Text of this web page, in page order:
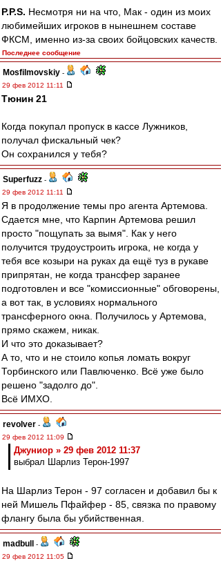
P.P.S. Несмотря ни на что, Мак - один из моих
любимейших игроков в нынешнем составе
ФКСМ, именно из-за своих бойцовских качеств.
Последнее сообщение
Mosfilmovskiy -
29 фев 2012 11:11
Тюнин 21
Когда покупал пропуск в кассе Лужников,
получал фискальный чек?
Он сохранился у тебя?
Superfuzz -
29 фев 2012 11:11
Я в продолжение темы про агента Артемова.
Сдается мне, что Карпин Артемова решил
просто "пощупать за вымя". Как у него
получится трудоустроить игрока, не когда у
тебя все козыри на руках да ещё туз в рукаве
припрятан, не когда трансфер заранее
подготовлен и все "комиссионные" обговорены,
а вот так, в условиях нормального
трансферного окна. Получилось у Артемова,
прямо скажем, никак.
И что это доказывает?
А то, что и не стоило копья ломать вокруг
Торбинского или Павлюченко. Всё уже было
решено "задолго до".
Всё ИМХО.
revolver -
29 фев 2012 11:09
Джуниор » 29 фев 2012 11:37
выбрал Шарлиз Терон-1997
На Шарлиз Терон - 97 согласен и добавил бы к
ней Мишель Пфайфер - 85, связка по правому
флангу была бы убийственная.
madbull
-
29 фев 2012 11:05